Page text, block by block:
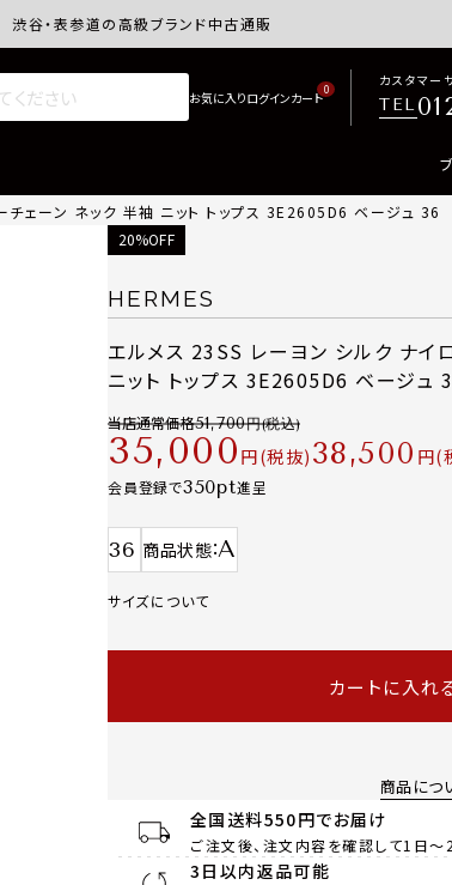
渋谷・表参道の高級ブランド中古通販サイトretro.jp商品はすべ
0
カスタマー
TEL
ェーン ネック 半袖 ニット トップス 3E2605D6 ベージュ 36
20%OFF
HERMES
エルメス 23SS レーヨン シルク ナイ
ニット トップス 3E2605D6 ベージュ
当店通常価格51,700
35,000 税抜 38,500
会員登録で350 進呈
36 商品状態 A
サイズについて
カートに入れ
商品につ
全国送料550円でお届け
ご注文後、注文内容を確認して1日～
3日以内返品可能